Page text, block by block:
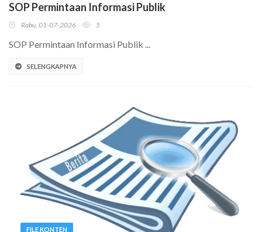
SOP Permintaan Informasi Publik
Rabu, 01-07-2026 5
SOP Permintaan Informasi Publik ...
SELENGKAPNYA
FILE KONTEN